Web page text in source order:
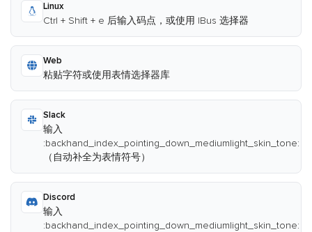
Linux
Ctrl + Shift + e 后输入码点，或使用 IBus 选择器
Web
粘贴字符或使用表情选择器库
Slack
输入
:backhand_index_pointing_down_mediumlight_skin_tone:
（自动补全为表情符号）
Discord
输入
:backhand_index_pointing_down_mediumlight_skin_tone: